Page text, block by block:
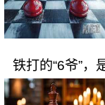
铁打的“6爷”，